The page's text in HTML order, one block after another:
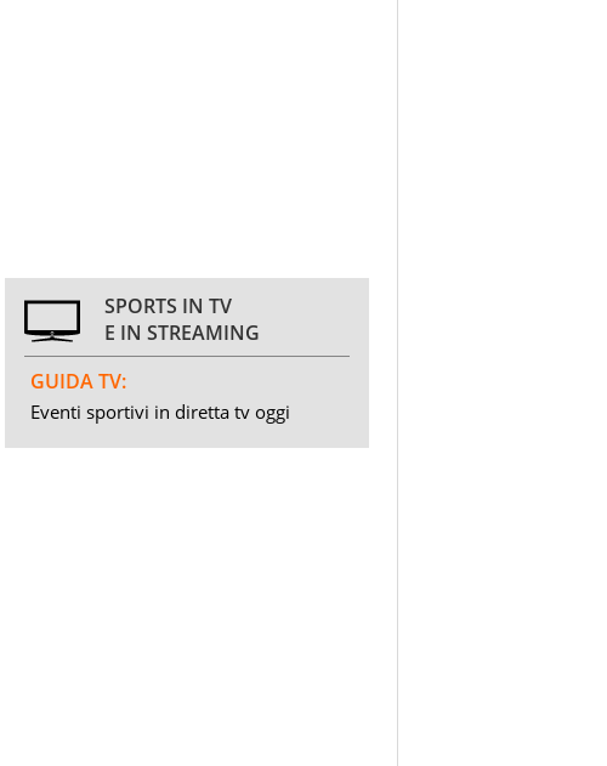
SPORTS IN TV
E IN STREAMING
GUIDA TV:
Eventi sportivi in diretta tv oggi